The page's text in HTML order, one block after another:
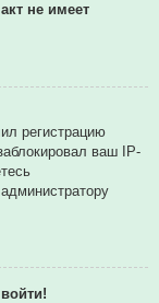
не имеет
регистрацию
ваш IP-